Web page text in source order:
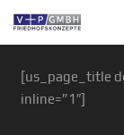
[us_page_title
inline=”1″]